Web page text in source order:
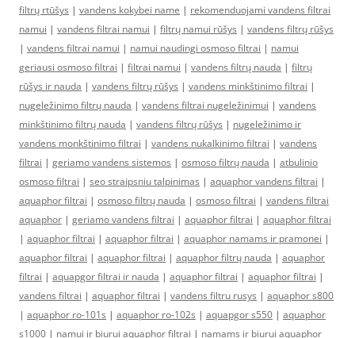
filtrų rtūšys | vandens kokybei name | rekomenduojami vandens filtrai
namui | vandens filtrai namui | filtrų namui rūšys | vandens filtrų rūšys
| vandens filtrai namui | namui naudingi osmoso filtrai | namui
geriausi osmoso filtrai | filtrai namui | vandens filtrų nauda | filtrų
rūšys ir nauda | vandens filtrų rūšys | vandens minkštinimo filtrai |
nugeležinimo filtrų nauda | vandens filtrai nugeležinimui | vandens
minkštinimo filtrų nauda | vandens filtrų rūšys | nugeležinimo ir
vandens monkštinimo filtrai | vandens nukalkinimo filtrai | vandens
filtrai | geriamo vandens sistemos | osmoso filtrų nauda | atbulinio
osmoso filtrai | seo straipsniu talpinimas | aquaphor vandens filtrai |
aquaphor filtrai | osmoso filtrų nauda | osmoso filtrai | vandens filtrai
aquaphor | geriamo vandens filtrai | aquaphor filtrai | aquaphor filtrai
| aquaphor filtrai | aquaphor filtrai | aquaphor namams ir pramonei |
aquaphor filtrai | aquaphor filtrai | aquaphor filtrų nauda | aquaphor
filtrai | aquapgor filtrai ir nauda | aquaphor filtrai | aquaphor filtrai |
vandens filtrai | aquaphor filtrai | vandens filtru rusys | aquaphor s800
| aquaphor ro-101s | aquaphor ro-102s | aquapgor s550 | aquaphor
s1000 | namui ir biurui aquaphor filtrai | namams ir biurui aquaphor